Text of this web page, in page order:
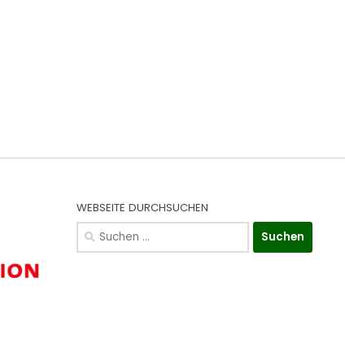
WEBSEITE DURCHSUCHEN
Suchen
nach: